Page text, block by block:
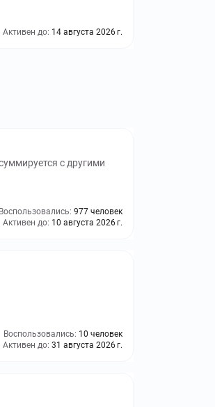
Активен до: 14 августа 2026 г.
с другими
Воспользовались: 977 человек
Активен до: 10 августа 2026 г.
Воспользовались: 10 человек
Активен до: 31 августа 2026 г.